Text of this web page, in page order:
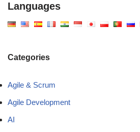
Languages
Categories
Agile & Scrum
Agile Development
AI